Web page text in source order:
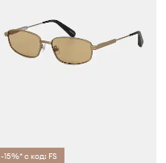
-15%* с код: FS